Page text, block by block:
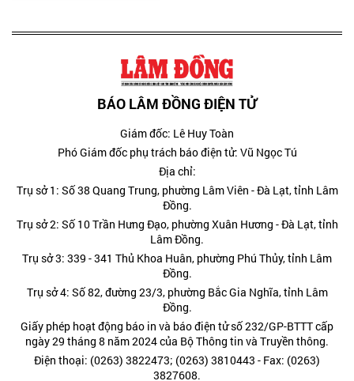
BÁO LÂM ĐỒNG ĐIỆN TỬ
Giám đốc: Lê Huy Toàn
Phó Giám đốc phụ trách báo điện tử: Vũ Ngọc Tú
Địa chỉ:
Trụ sở 1: Số 38 Quang Trung, phường Lâm Viên - Đà Lạt, tỉnh Lâm
Đồng.
Trụ sở 2: Số 10 Trần Hưng Đạo, phường Xuân Hương - Đà Lạt, tỉnh
Lâm Đồng.
Trụ sở 3: 339 - 341 Thủ Khoa Huân, phường Phú Thủy, tỉnh Lâm
Đồng.
Trụ sở 4: Số 82, đường 23/3, phường Bắc Gia Nghĩa, tỉnh Lâm
Đồng.
Giấy phép hoạt động báo in và báo điện tử số 232/GP-BTTT cấp
ngày 29 tháng 8 năm 2024 của Bộ Thông tin và Truyền thông.
Điện thoại: (0263) 3822473; (0263) 3810443 - Fax: (0263)
3827608.